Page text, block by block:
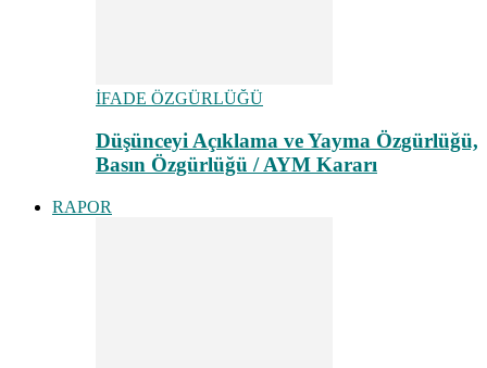
İFADE ÖZGÜRLÜĞÜ
Düşünceyi Açıklama ve Yayma Özgürlüğü,
Basın Özgürlüğü / AYM Kararı
RAPOR